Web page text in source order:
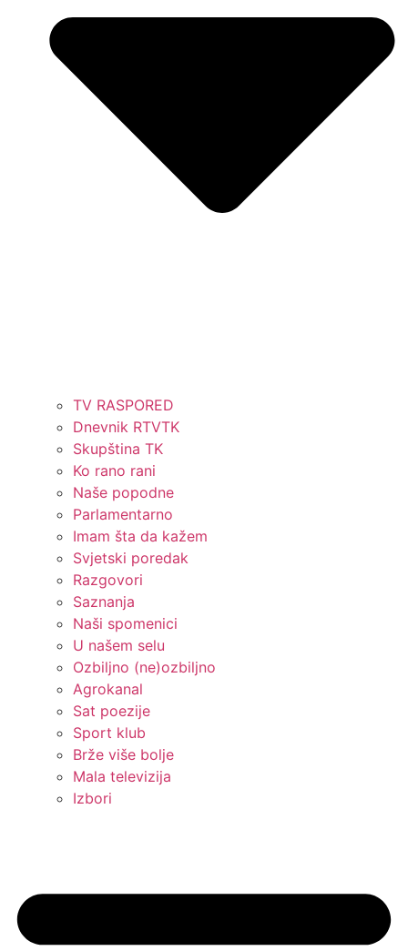
TV RASPORED
Dnevnik RTVTK
Skupština TK
Ko rano rani
Naše popodne
Parlamentarno
Imam šta da kažem
Svjetski poredak
Razgovori
Saznanja
Naši spomenici
U našem selu
Ozbiljno (ne)ozbiljno
Agrokanal
Sat poezije
Sport klub
Brže više bolje
Mala televizija
Izbori